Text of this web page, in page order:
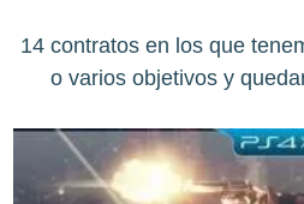
14 contratos en los que
o varios objetivos y